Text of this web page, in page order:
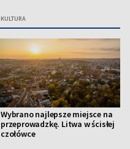
KULTURA
Wybrano najlepsze miejsce na
przeprowadzkę. Litwa w ścisłej
czołówce